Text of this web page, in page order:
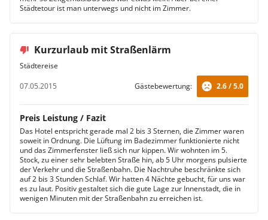
Städtetour ist man unterwegs und nicht im Zimmer.
Kurzurlaub mit Straßenlärm
Städtereise
07.05.2015
Gästebewertung: 2.6 / 5.0
Preis Leistung / Fazit
Das Hotel entspricht gerade mal 2 bis 3 Sternen, die Zimmer waren
soweit in Ordnung. Die Lüftung im Badezimmer funktionierte nicht
und das Zimmerfenster ließ sich nur kippen. Wir wohnten im 5.
Stock, zu einer sehr belebten Straße hin, ab 5 Uhr morgens pulsierte
der Verkehr und die Straßenbahn. Die Nachtruhe beschränkte sich
auf 2 bis 3 Stunden Schlaf. Wir hatten 4 Nächte gebucht, für uns war
es zu laut. Positiv gestaltet sich die gute Lage zur Innenstadt, die in
wenigen Minuten mit der Straßenbahn zu erreichen ist.